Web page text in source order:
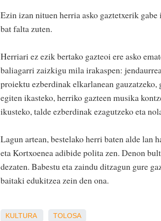
Ezin izan nituen herria asko gaztetxerik
bat falta zuten.
Herriari ez ezik bertako gazteoi ere asko
baliagarri zaizkigu mila irakaspen:
proiektu ezberdinak elkarlanean
egiten ikasteko, herriko gazteen musika
ikusteko, talde ezberdinak ezagutzeko eta
Lagun artean, bestelako herri baten alde lan
eta Kortxoenea adibide polita zen. Denon
dezaten. Babestu eta zaindu ditzagun gure
baitaki edukitzea zein den ona.
KULTURA TOLOSA